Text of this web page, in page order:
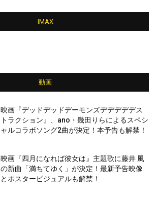
IMAX
動画
映画『デッドデッドデーモンズデデデデデス
トラクション』、ano・幾田りらによるスペシ
ャルコラボソング2曲が決定！本予告も解禁！
映画『四月になれば彼女は』主題歌に藤井 風
の新曲「満ちてゆく」が決定！最新予告映像
とポスタービジュアルも解禁！